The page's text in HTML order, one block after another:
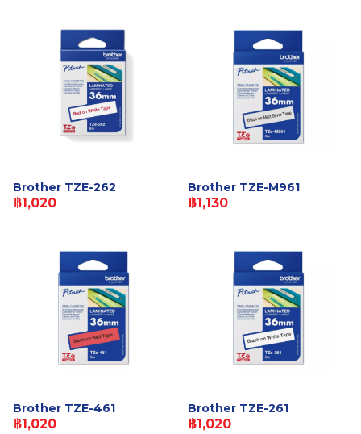
Brother TZE-262
฿1,020
Brother TZE-M961
฿1,130
Brother TZE-461
฿1,020
Brother TZE-261
฿1,020